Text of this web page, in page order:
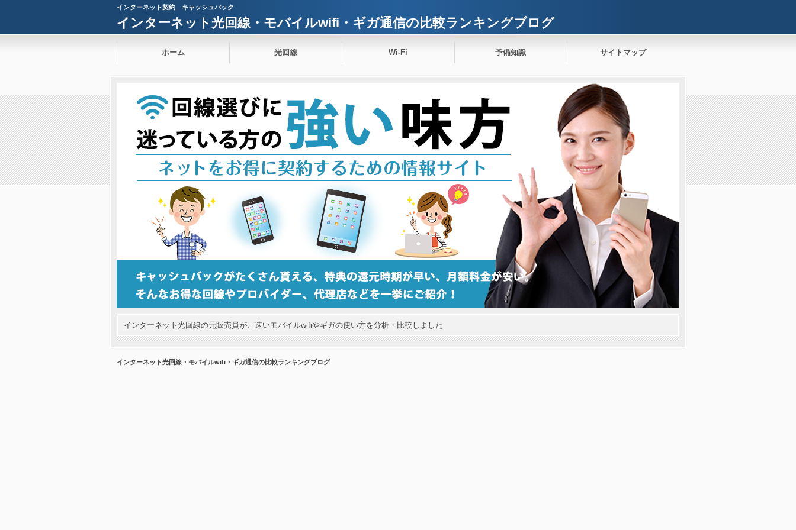
インターネット契約 キャッシュバック
インターネット光回線・モバイルwifi・ギガ通信の比較ランキングブログ
ホーム 光回線 Wi-Fi 予備知識 サイトマップ
インターネット光回線の元販売員が、速いモバイルwifiやギガの使い方を分析・比較しました
インターネット光回線・モバイルwifi・ギガ通信の比較ランキングブログ